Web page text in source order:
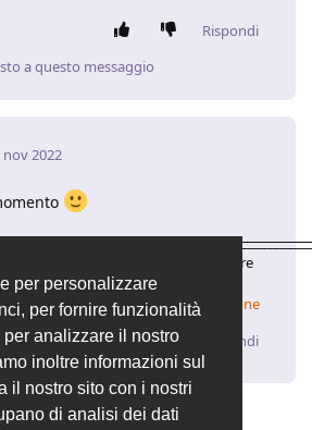
per personalizzare
per fornire funzionalità
analizzare il nostro
inoltre informazioni sul
il nostro sito con i nostri
di analisi dei dati
Rispondi
a questo messaggio
nov 2022
– Il software
Come verificare la propria installazione
Rispondi